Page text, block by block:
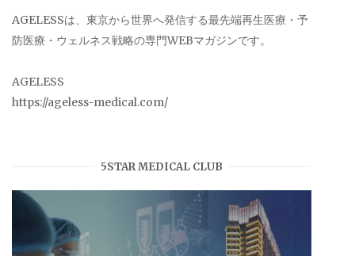
AGELESSは、東京から世界へ発信する最先端再生医療・予
防医療・ウェルネス戦略の専門WEBマガジンです。
AGELESS
https://ageless-medical.com/
5STAR MEDICAL CLUB